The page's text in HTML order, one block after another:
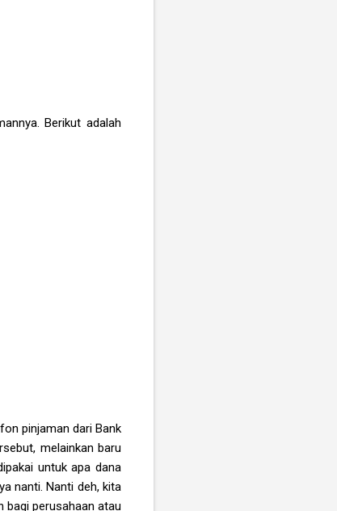
Berikut adalah
pinjaman dari Bank
melainkan baru
untuk apa dana
nanti. Nanti deh, kita
bagi perusahaan atau